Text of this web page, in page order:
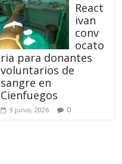
React
ivan
conv
ocato
ria para donantes
voluntarios de
sangre en
Cienfuegos
9 junio, 2026 0